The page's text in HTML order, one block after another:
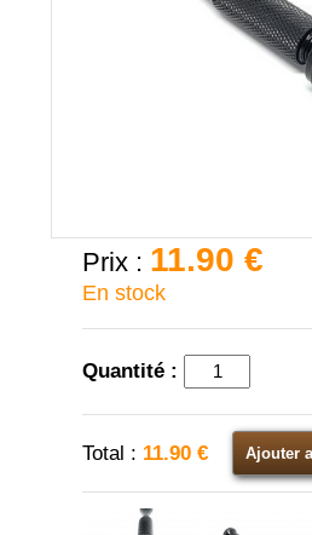
Prix : 11.90 €
En stock
Quantité :
Total : 11.90 € Ajouter